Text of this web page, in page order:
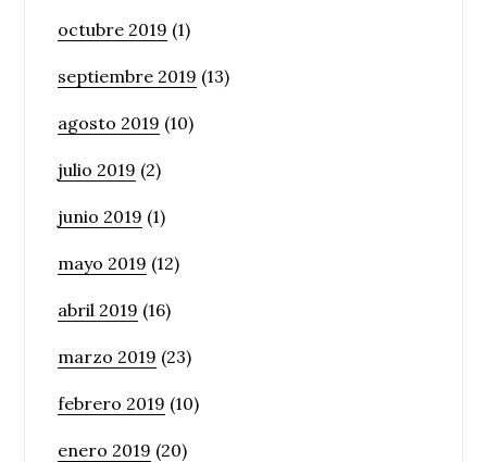
octubre 2019 (1)
septiembre 2019 (13)
agosto 2019 (10)
julio 2019 (2)
junio 2019 (1)
mayo 2019 (12)
abril 2019 (16)
marzo 2019 (23)
febrero 2019 (10)
enero 2019 (20)